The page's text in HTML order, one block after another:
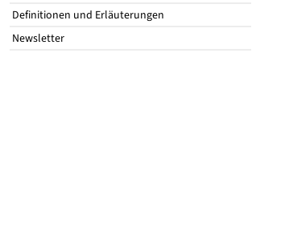
Definitionen und Erläuterungen
Newsletter